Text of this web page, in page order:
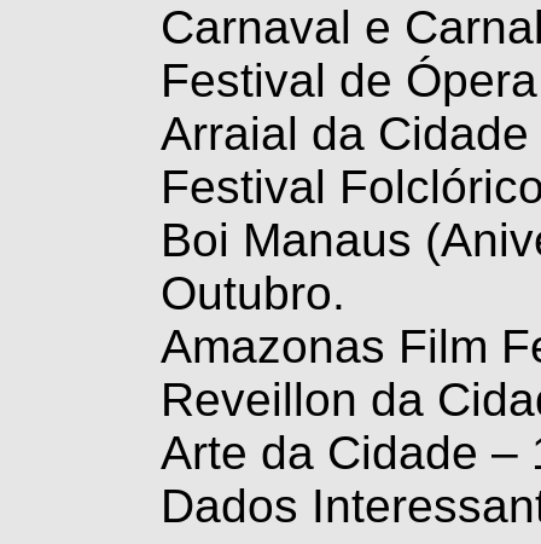
Carnaval e
Festival de
Arraial da
Festival
Boi Manaus
Outubro.
Amazonas Film
Reveillon da
Arte da Cidade –
Dados